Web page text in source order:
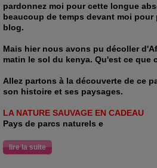
pardonnez moi pour cette longue
beaucoup de temps devant moi
blog.
Mais hier nous avons pu décoller
matin le sol du kenya. Qu'est ce que
Allez partons à la découverte de ce
son histoire et ses paysages.
LA NATURE SAUVAGE EN CADEAU
Pays de parcs naturels e
lire la suite